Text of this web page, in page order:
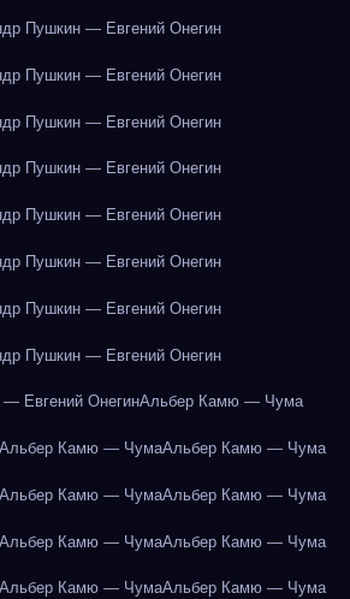
Пушкин — Евгений Онегин
Пушкин — Евгений Онегин
Пушкин — Евгений Онегин
Пушкин — Евгений Онегин
Пушкин — Евгений Онегин
Пушкин — Евгений Онегин
Пушкин — Евгений Онегин
Пушкин — Евгений Онегин
Евгений ОнегинАльбер Камю — Чума
Альбер Камю — ЧумаАльбер Камю — Чума
Альбер Камю — ЧумаАльбер Камю — Чума
Альбер Камю — ЧумаАльбер Камю — Чума
Альбер Камю — ЧумаАльбер Камю — Чума